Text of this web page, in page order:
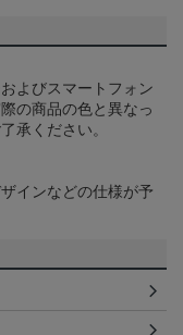
よびスマートフォン
の商品の色と異なっ
承ください。
インなどの仕様が予